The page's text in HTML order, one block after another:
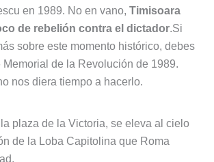
en 1989. No en vano, Timisoara
de rebelión contra el dictador.Si
sobre este momento histórico, debes
Memorial de la Revolución de 1989.
nos diera tiempo a hacerlo.
plaza de la Victoria, se eleva al cielo
de la Loba Capitolina que Roma